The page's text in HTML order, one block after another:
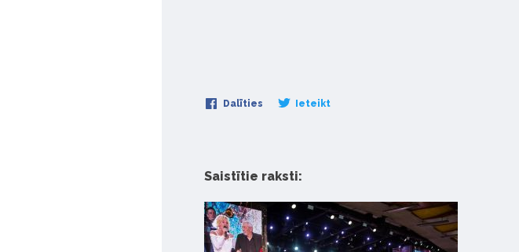
Dalīties Ieteikt
Saistītie raksti: